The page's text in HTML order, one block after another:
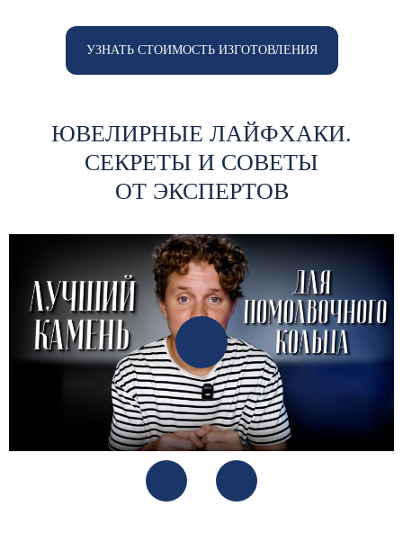
УЗНАТЬ СТОИМОСТЬ ИЗГОТОВЛЕНИЯ
ЮВЕЛИРНЫЕ ЛАЙФХАКИ.
СЕКРЕТЫ И СОВЕТЫ
ОТ ЭКСПЕРТОВ